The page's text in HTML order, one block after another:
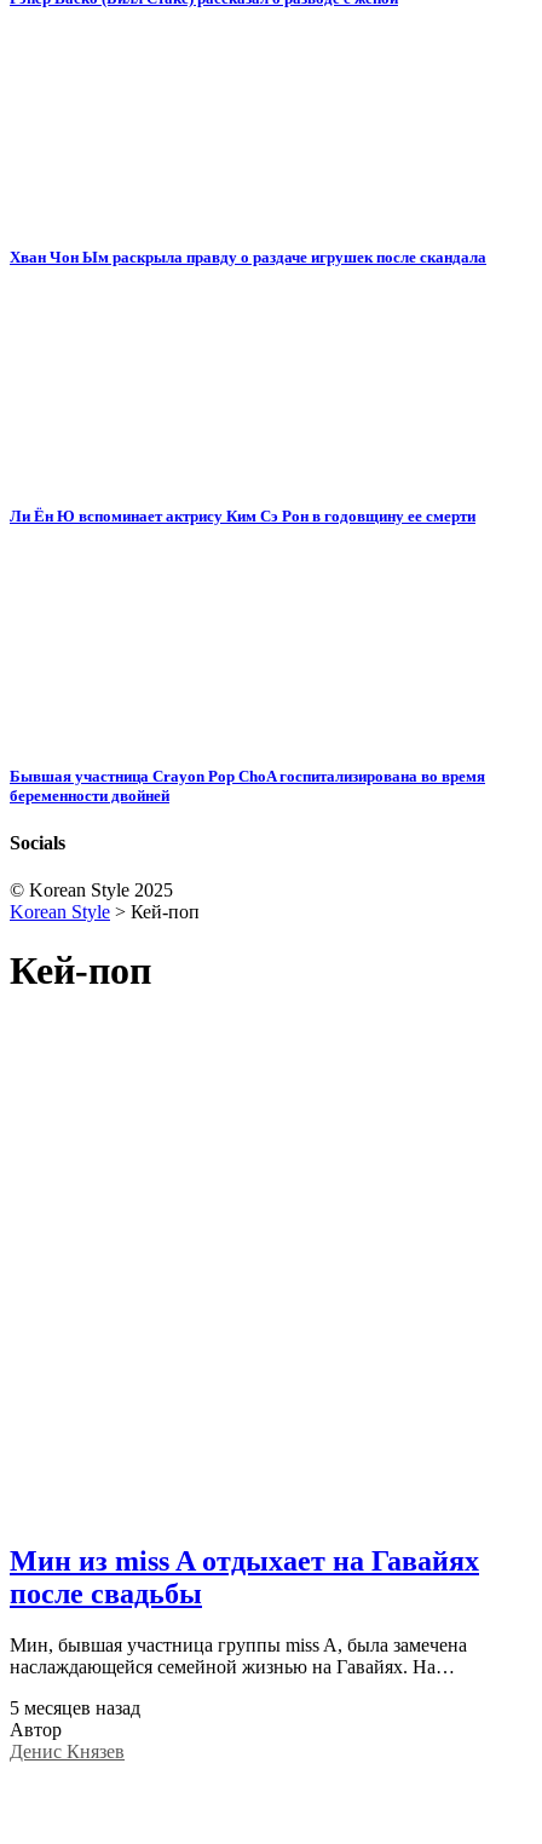
Хван Чон Ым раскрыла правду о раздаче игрушек после скандала
Ли Ён Ю вспоминает актрису Ким Сэ Рон в годовщину ее смерти
Бывшая участница Crayon Pop ChoA госпитализирована во время
беременности двойней
Socials
© Korean Style 2025
Korean Style > Кей-поп
Кей-поп
Мин из miss A отдыхает на Гавайях
после свадьбы
Мин, бывшая участница группы miss A, была замечена
наслаждающейся семейной жизнью на Гавайях. На…
5 месяцев назад
Автор
Денис Князев